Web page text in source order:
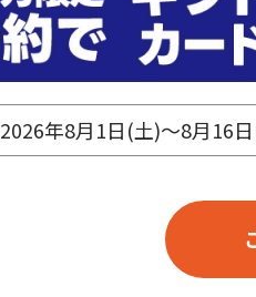
2026年8月1日(土)～8月16